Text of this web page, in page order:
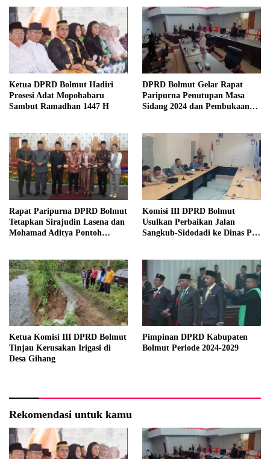
Ketua DPRD Bolmut Hadiri
Prosesi Adat Mopohabaru
Sambut Ramadhan 1447 H
DPRD Bolmut Gelar Rapat
Paripurna Penutupan Masa
Sidang 2024 dan Pembukaan
Rapat Paripurna DPRD Bolmut
Tetapkan Sirajudin Lasena dan
Mohamad Aditya Pontoh
Komisi III DPRD Bolmut
Usulkan Perbaikan Jalan
Sangkub-Sidodadi ke Dinas PU
Ketua Komisi III DPRD Bolmut
Tinjau Kerusakan Irigasi di
Desa Gihang
Pimpinan DPRD Kabupaten
Bolmut Periode 2024-2029
Rekomendasi untuk kamu